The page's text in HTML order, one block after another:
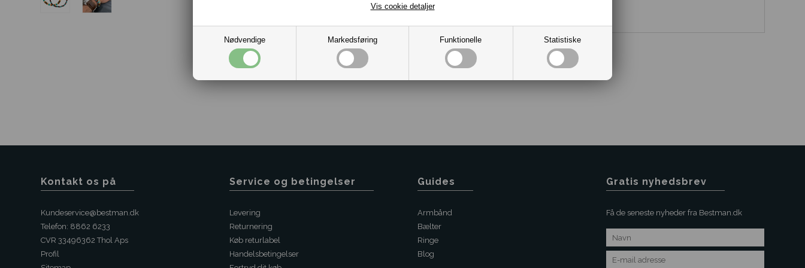
Nødvendige Markedsføring Funktionelle Statistiske
Vis cookie detaljer
10011995
Kontakt os på
Kundeservice@bestman.dk
Telefon: 8862 6233
CVR 33496362 Thol Aps
Profil
Service og betingelser
Levering
Returnering
Køb returlabel
Handelsbetingelser
Guides
Armbånd
Bælter
Ringe
Blog
Gratis nyhedsbrev
Få de seneste nyheder fra Bestman.dk